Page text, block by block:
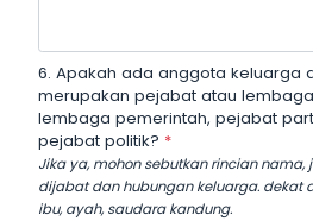
6. Apakah ada anggota keluarga
merupakan pejabat atau
lembaga pemerintah, pejabat
pejabat politik? *
Jika ya, mohon sebutkan rincian
dijabat dan hubungan keluarga. dekat
ibu, ayah, saudara kandung.